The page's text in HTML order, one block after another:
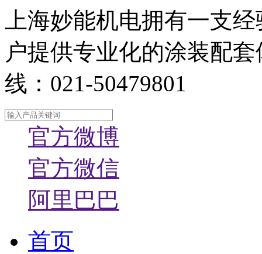
上海妙能机电拥有一支
户提供专业化的涂装配
线：021-50479801
官方微博
官方微信
阿里巴巴
首页